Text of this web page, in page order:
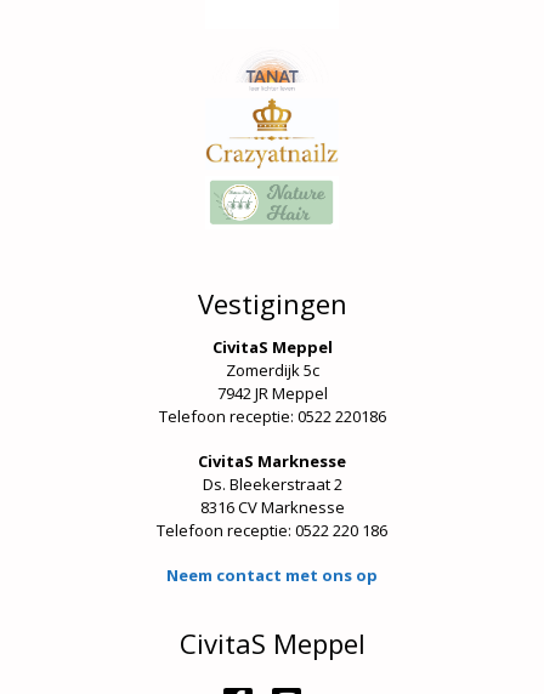
Vestigingen
CivitaS Meppel
Zomerdijk 5c
7942 JR Meppel
Telefoon receptie: 0522 220186
CivitaS Marknesse
Ds. Bleekerstraat 2
8316 CV Marknesse
Telefoon receptie: 0522 220 186
Neem contact met ons op
CivitaS Meppel